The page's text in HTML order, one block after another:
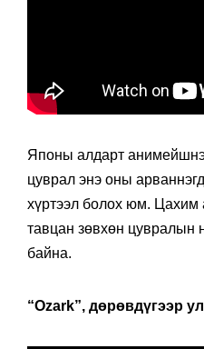
Японы алдарт
цуврал энэ оны
хүртээл болох юм. Цахим
тавцан зөвхөн цувралын
байна.
“Ozark”, дөрөвдүгээр